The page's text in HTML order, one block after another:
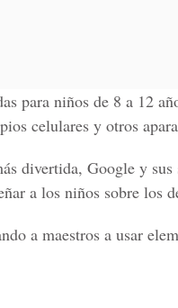
para niños de 8 a 12
celulares y otros
divertida, Google y
a los niños sobre los
a maestros a usar